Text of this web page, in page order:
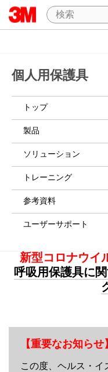
個人用保護具
トップ
製品
ソリューション
トレーニング
参考資料
ユーザーサポート
新型コロナウイ
呼吸用保護具に
【重要なお知らせ
この度、ヘルス・